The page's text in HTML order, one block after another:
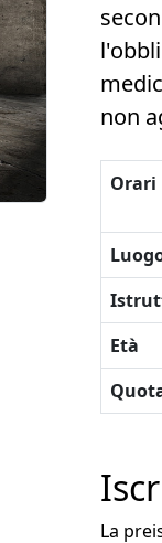
non
Orari
Età
La